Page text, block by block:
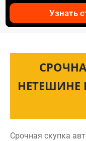
Узнать
НЕТЕШИНЕ
Срочная скупка